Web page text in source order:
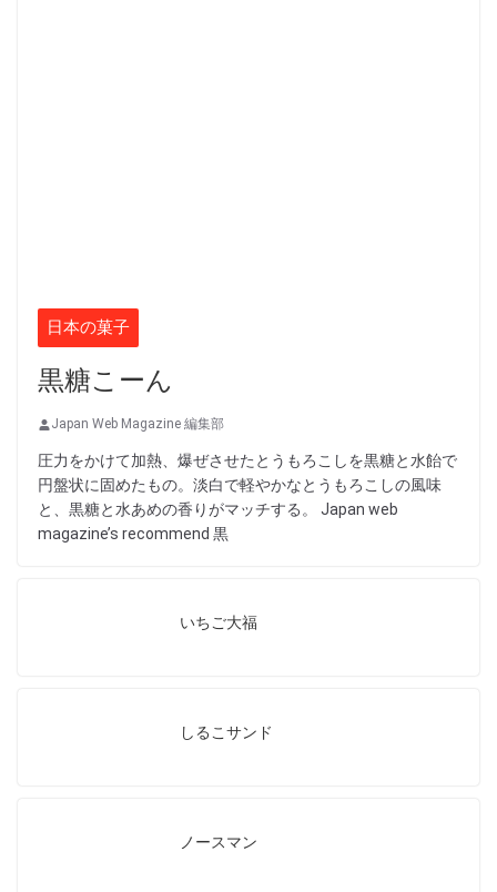
日本の菓子
黒糖こーん
Japan Web Magazine 編集部
圧力をかけて加熱、爆ぜさせたとうもろこしを黒糖と水飴で
円盤状に固めたもの。淡白で軽やかなとうもろこしの風味
と、黒糖と水あめの香りがマッチする。 Japan web
magazine’s recommend 黒
いちご大福
しるこサンド
ノースマン